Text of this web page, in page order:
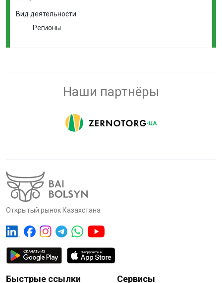
Вид деятельности
Регионы
Наши партнёры
Открытый рынок Казахстана
Быстрые ссылки Сервисы